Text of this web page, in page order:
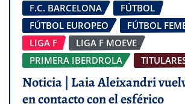
F.C. BARCELONA
FÚTBOL
FÚTBOL EUROPEO
FÚTBOL
LIGA F
LIGA F MOEVE
PRIMERA IBERDROLA
Noticia | Laia Aleixandri
en contacto con el esférico